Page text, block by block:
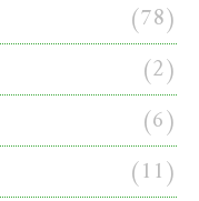
(78)
(2)
(6)
(11)